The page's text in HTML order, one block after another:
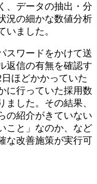
、データの抽出・分
況の細かな数値分析
いました。
スワードをかけて送
返信の有無を確認す
ほどかかっていた
に行っていた採用数
した。その結果、
の紹介がきていない
こと」なのか、など
な改善施策が実行可